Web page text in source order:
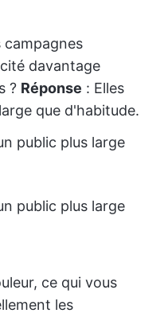
campagnes
davantage
? Réponse : Elles
que d'habitude.
public plus large
public plus large
ce qui vous
les